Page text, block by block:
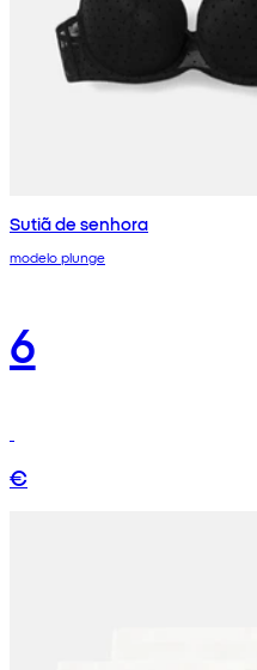
Sutiã de senhora
modelo plunge
6
€